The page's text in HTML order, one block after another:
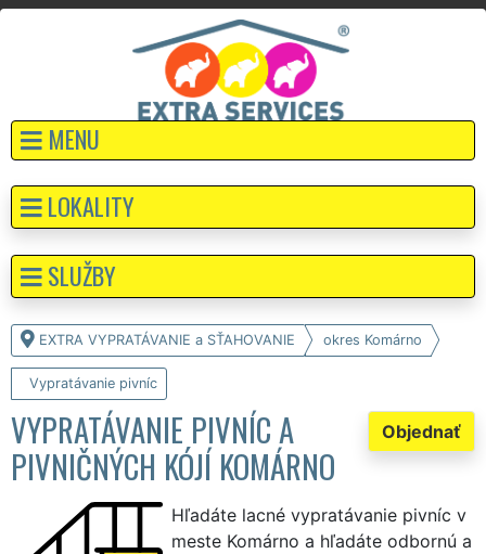
MENU
EXTRA VYPRATÁVANIE a SŤAHOVANIE okres Komárno
Vypratávanie pivníc
Objednať
VYPRATÁVANIE PIVNÍC A
PIVNIČNÝCH KÓJÍ KOMÁRNO
Hľadáte lacné vypratávanie pivníc v
meste Komárno a hľadáte odbornú a
LOKALITY
SLUŽBY